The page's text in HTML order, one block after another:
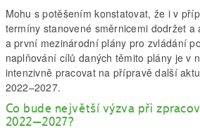
Mohu s potěšením konstatovat, že i v
termíny stanovené směrnicemi dodržet
a první mezinárodní plány pro zvládání
naplňování cílů daných těmito plány je v
intenzivně pracovat na přípravě další
2022–2027.
Co bude největší výzva při
2022–2027?